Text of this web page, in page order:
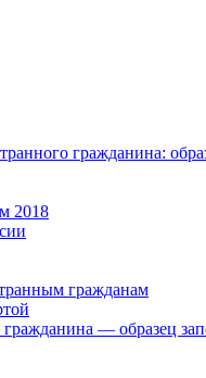
гражданина:
2018
гражданам
— образец